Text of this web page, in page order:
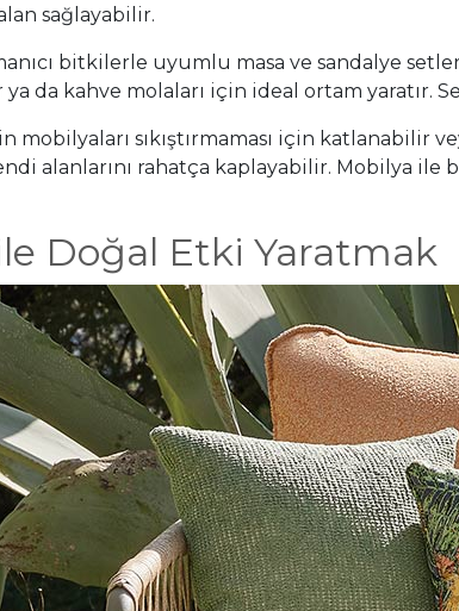
sağlayabilir.
bitkilerle uyumlu masa ve sandalye
da kahve molaları için ideal ortam
sıkıştırmaması için katlanabilir
alanlarını rahatça kaplayabilir. Mobilya
Doğal Etki Yaratmak